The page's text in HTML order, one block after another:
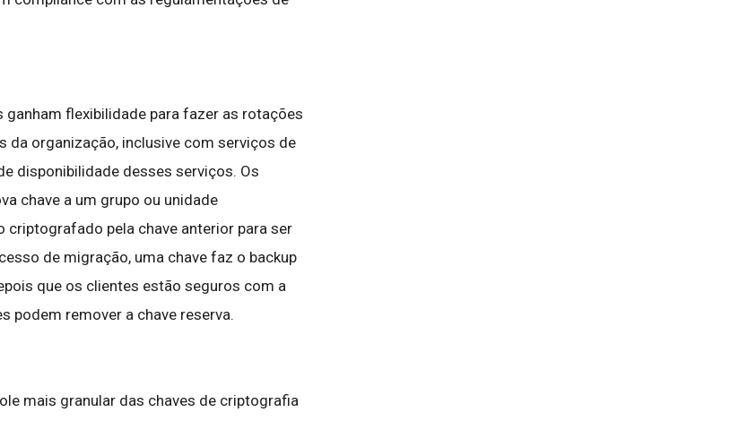
flexibilidade para fazer as rotações
da organização, inclusive com serviços de
disponibilidade desses serviços. Os
chave a um grupo ou unidade
pela chave anterior para ser
de migração, uma chave faz o backup
que os clientes estão seguros com a
podem remover a chave reserva.
mais granular das chaves de criptografia